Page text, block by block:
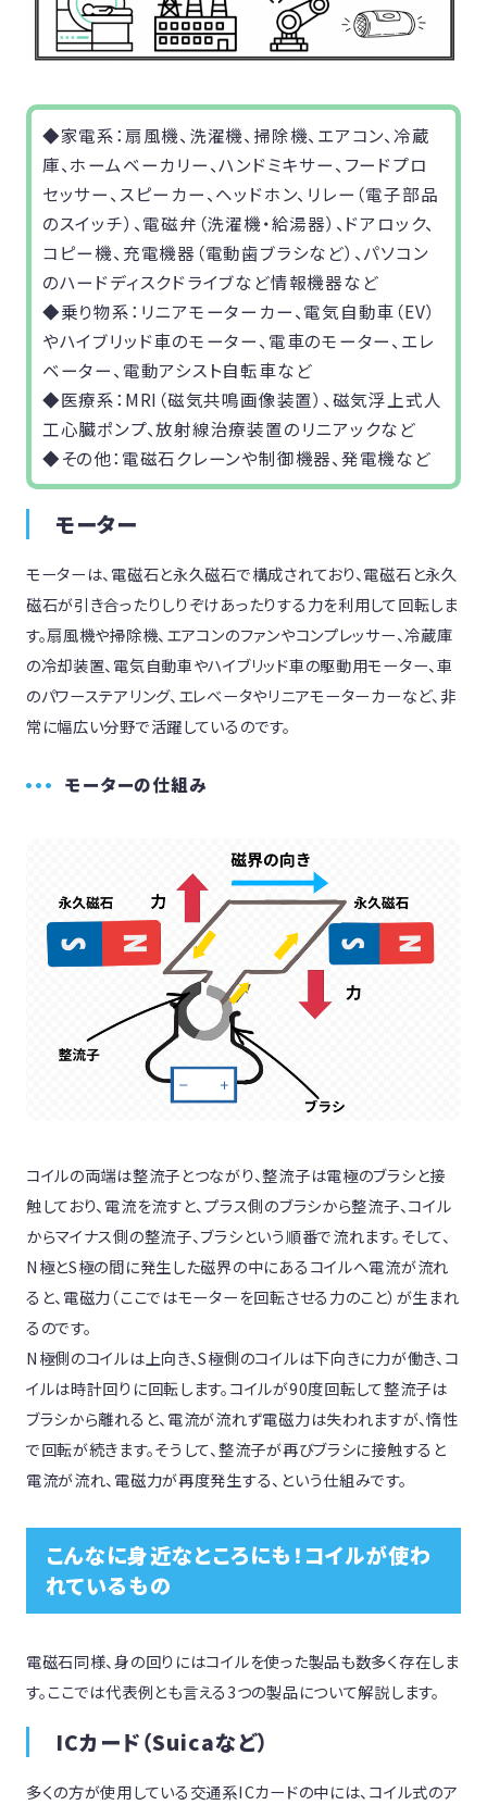
◆家電系：扇風機、洗濯機、掃除機、エアコン、冷蔵
庫、ホームベーカリー、ハンドミキサー、フードプロ
セッサー、スピーカー、ヘッドホン、リレー（電子部品
のスイッチ）、電磁弁（洗濯機・給湯器）、ドアロック、
コピー機、充電機器（電動歯ブラシなど）、パソコン
のハードディスクドライブなど情報機器など
◆乗り物系：リニアモーターカー、電気自動車（EV）
やハイブリッド車のモーター、電車のモーター、エレ
ベーター、電動アシスト自転車など
◆医療系：MRI（磁気共鳴画像装置）、磁気浮上式人
工心臓ポンプ、放射線治療装置のリニアックなど
◆その他：電磁石クレーンや制御機器、発電機など
モーター
モーターは、電磁石と永久磁石で構成されており、電磁石と永久
磁石が引き合ったりしりぞけあったりする力を利用して回転しま
す。扇風機や掃除機、エアコンのファンやコンプレッサー、冷蔵庫
の冷却装置、電気自動車やハイブリッド車の駆動用モーター、車
のパワーステアリング、エレベータやリニアモーターカーなど、非
常に幅広い分野で活躍しているのです。
モーターの仕組み
コイルの両端は整流子とつながり、整流子は電極のブラシと接
触しており、電流を流すと、プラス側のブラシから整流子、コイル
からマイナス側の整流子、ブラシという順番で流れます。そして、
N極とS極の間に発生した磁界の中にあるコイルへ電流が流れ
ると、電磁力（ここではモーターを回転させる力のこと）が生まれ
るのです。
N極側のコイルは上向き、S極側のコイルは下向きに力が働き、コ
イルは時計回りに回転します。コイルが90度回転して整流子は
ブラシから離れると、電流が流れず電磁力は失われますが、惰性
で回転が続きます。そうして、整流子が再びブラシに接触すると
電流が流れ、電磁力が再度発生する、という仕組みです。
こんなに身近なところにも！コイルが使わ
れているもの
電磁石同様、身の回りにはコイルを使った製品も数多く存在しま
す。ここでは代表例とも言える3つの製品について解説します。
ICカード（Suicaなど）
多くの方が使用している交通系ICカードの中には、コイル式のア